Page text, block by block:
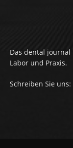
Das dental
Labor und Praxis.
Schreiben Sie uns: